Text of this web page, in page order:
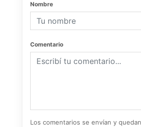
Nombre
Comentario
Los comentarios se envían y